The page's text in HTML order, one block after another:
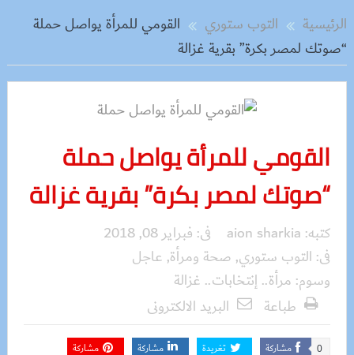
الرئيسية التوب ستوري
القومي للمرأة يواصل حملة
“صوتك لمصر بكرة” بقرية غزالة
القومي للمرأة يواصل حملة
“صوتك لمصر بكرة” بقرية غزالة
كتبه: aion sharkia فى: فبراير 08, 2018
فى: التوب ستوري, صحة ومرأة, عاجل
وسوم: مرأة.. إنتخابات.. غزالة
طباعة
البريد الالكترونى
مشاركة 0 تغريدة مشاركة مشاركة